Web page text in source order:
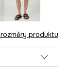
produktu